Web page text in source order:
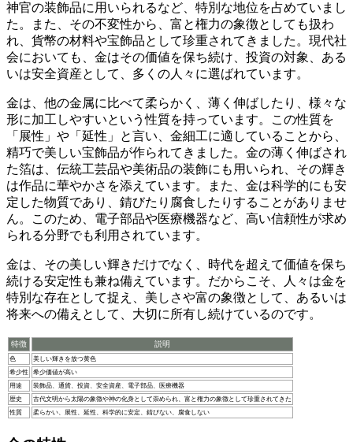
神官の装飾品に用いられるなど、特別な地位を占めていまし
た。また、その不変性から、富と権力の象徴としても扱わ
れ、貨幣の材料や宝飾品として珍重されてきました。現代社
会においても、金はその価値を保ち続け、 投資の対象、ある
いは安全資産として、多くの人々に選ばれています。
金は、他の金属に比べて柔らかく、薄く伸ばしたり、様々な
形に加工しやすいという性質を持っています。この性質を
「展性」や「延性」と言い、金細工に適していることから、
精巧で美しい宝飾品が作られてきました。 金の薄く伸ばされ
た箔は、伝統工芸品や美術品の装飾にも用いられ、その輝き
は作品に華やかさを添えています。また、金は科学的にも安
定した物質であり、錆びたり腐食したりすることがありませ
ん。このため、 電子部品や医療機器など、高い信頼性が求め
られる分野でも利用されています。
金は、その美しい輝きだけでなく、時代を超えて価値を保ち
続ける安定性も兼ね備えています。だからこそ、人々は金を
特別な存在として捉え、 美しさや富の象徴として、あるいは
将来への備えとして、大切に所有し続けているのです。
特徴 説明
色
美しい輝きを放つ黄色
希少性
希少価値が高い
用途
装飾品、通貨、投資、安全資産、電子部品、医療機器
歴史
古代文明から太陽の象徴や神の化身として崇められ、富と権力の象徴として珍重されてきた
性質
柔らかい、展性、延性、科学的に安定、錆びない、腐食しない